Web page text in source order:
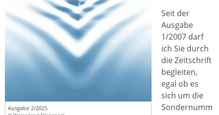
Ausgabe 2/2025
Seit der
Ausgabe
1/2007 darf
ich Sie durch
die Zeitschrift
begleiten,
egal ob es
sich um die
Sondernumm